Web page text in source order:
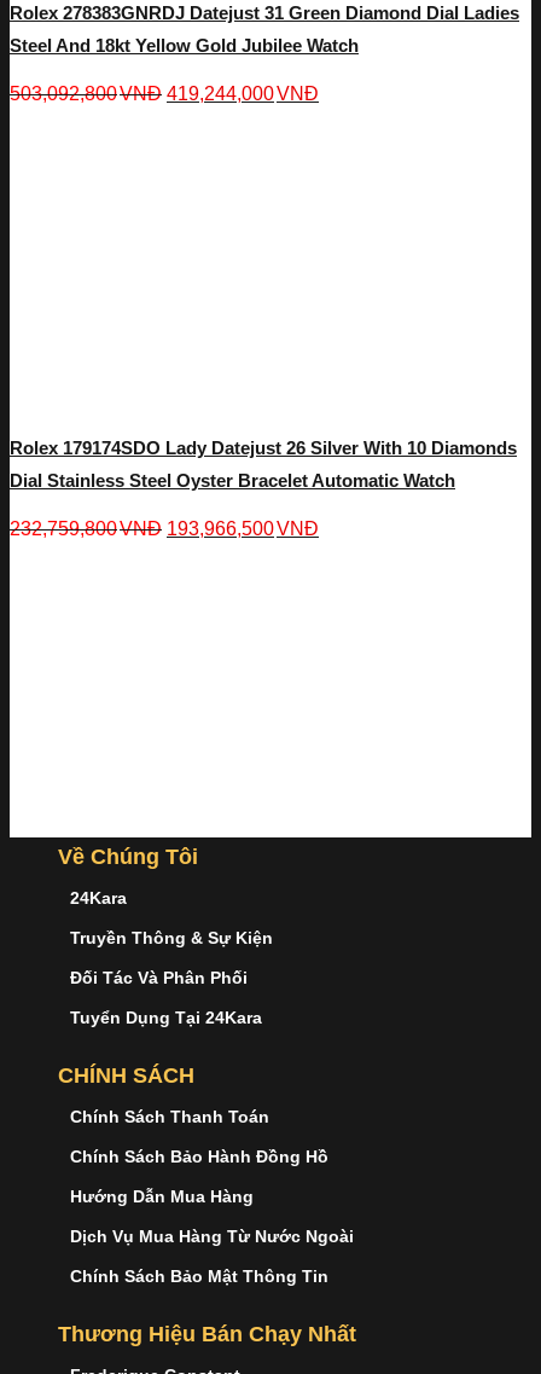
Rolex 278383GNRDJ Datejust 31 Green Diamond Dial Ladies
Steel And 18kt Yellow Gold Jubilee Watch
503,092,800VNĐ 419,244,000VNĐ
Rolex 179174SDO Lady Datejust 26 Silver With 10 Diamonds
Dial Stainless Steel Oyster Bracelet Automatic Watch
232,759,800VNĐ 193,966,500VNĐ
Về Chúng Tôi
24Kara
Truyền Thông & Sự Kiện
Đối Tác Và Phân Phối
Tuyển Dụng Tại 24Kara
CHÍNH SÁCH
Chính Sách Thanh Toán
Chính Sách Bảo Hành Đồng Hồ
Hướng Dẫn Mua Hàng
Dịch Vụ Mua Hàng Từ Nước Ngoài
Chính Sách Bảo Mật Thông Tin
Thương Hiệu Bán Chạy Nhất